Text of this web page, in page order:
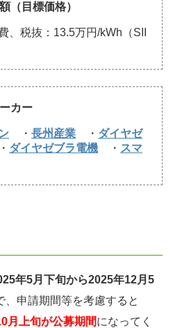
（目標価格）
、税抜：13.5万円/kWh（SII
カー
・ 長州産業 ・ ダイヤゼ
ダイヤゼブラ電機 ・ スマ
年5月下旬から2025年12月5
、申請期間等を考慮すると
月上旬が公募期間になってく